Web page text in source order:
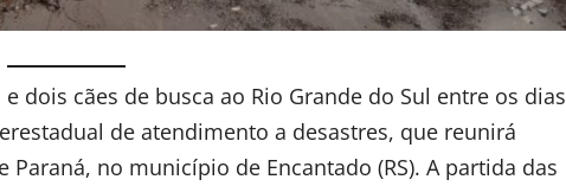
dois cães de busca ao Rio Grande do Sul entre os dias
de atendimento a desastres, que reunirá
Paraná, no município de Encantado (RS). A partida das